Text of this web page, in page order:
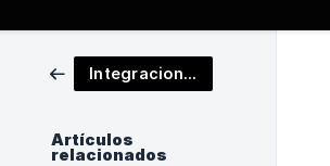
Integraciones
Artículos
relacionados